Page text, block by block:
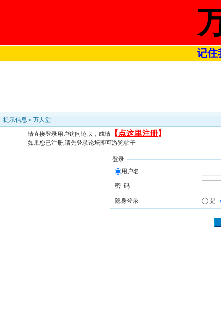
记住
提示信息 » 万人堂
请直接登录用户访问论坛，或请 【 点这里注册】
如果您已注册,请先登录论坛即可游览帖子
登录
用户名
密 码
隐身登录 是